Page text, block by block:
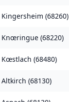
Kingersheim (68260)
Knœringue (68220)
Kœstlach (68480)
Altkirch (68130)